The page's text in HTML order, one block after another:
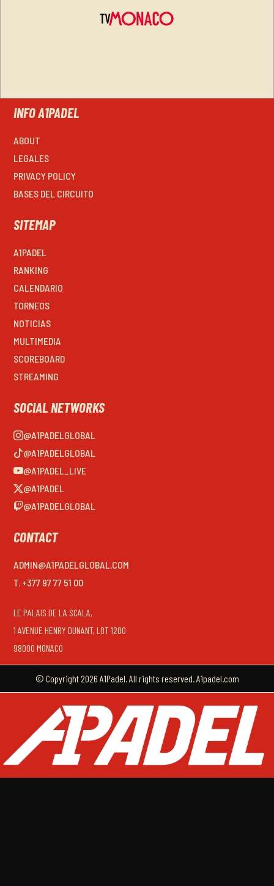
INFO A1PADEL
ABOUT
LEGALES
PRIVACY POLICY
BASES DEL CIRCUITO
SITEMAP
A1PADEL
RANKING
CALENDARIO
TORNEOS
NOTICIAS
MULTIMEDIA
SCOREBOARD
STREAMING
SOCIAL NETWORKS
@A1PADELGLOBAL
@A1PADELGLOBAL
@A1PADEL_LIVE
@A1PADEL
@A1PADELGLOBAL
CONTACT
ADMIN@A1PADELGLOBAL.COM
T. +377 97 77 51 00
LE PALAIS DE LA SCALA,
1 AVENUE HENRY DUNANT, LOT 1200
98000 MONACO
© Copyright 2026 A1Padel. All rights reserved. A1padel.com